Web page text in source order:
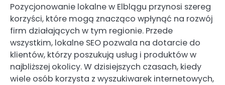
Pozycjonowanie lokalne w Elblągu przynosi szereg
korzyści, które mogą znacząco wpłynąć na rozwój
firm działających w tym regionie. Przede
wszystkim, lokalne SEO pozwala na dotarcie do
klientów, którzy poszukują usług i produktów w
najbliższej okolicy. W dzisiejszych czasach, kiedy
wiele osób korzysta z wyszukiwarek internetowych,